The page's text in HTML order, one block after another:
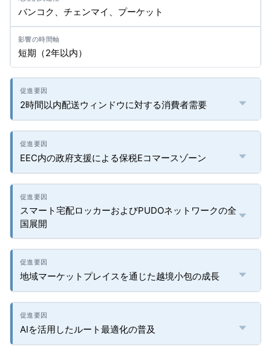
バンコク、チェンマイ、プーケット
短期（2年以内）
2時間以内配送ウィンドウに対する消費者需要
EEC内の政府支援による保税Eコマースゾーン
スマート宅配ロッカーおよびPUDOネットワークの全
国展開
地域マーケットプレイスを通じた越境小包の成長
AIを活用したルート最適化の普及